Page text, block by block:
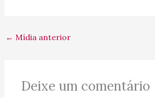
← Mídia anterior
Deixe um comentário